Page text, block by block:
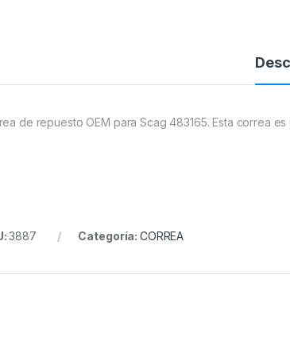
de repuesto OEM para Scag 483165. Esta correa
3887 Categoría: CORREA